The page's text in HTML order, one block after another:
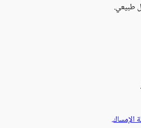
طبيعي.
الإمساك.